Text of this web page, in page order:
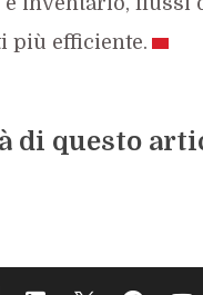
più efficiente.
di questo